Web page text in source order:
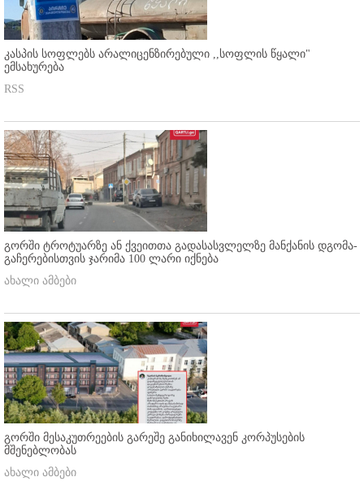
კასპის სოფლებს არალიცენზირებული ,,სოფლის წყალი"
ემსახურება
RSS
გორში ტროტუარზე ან ქვეითთა გადასასვლელზე მანქანის დგომა-
გაჩერებისთვის ჯარიმა 100 ლარი იქნება
ახალი ამბები
გორში მესაკუთრეების გარეშე განიხილავენ კორპუსების
მშენებლობას
ახალი ამბები